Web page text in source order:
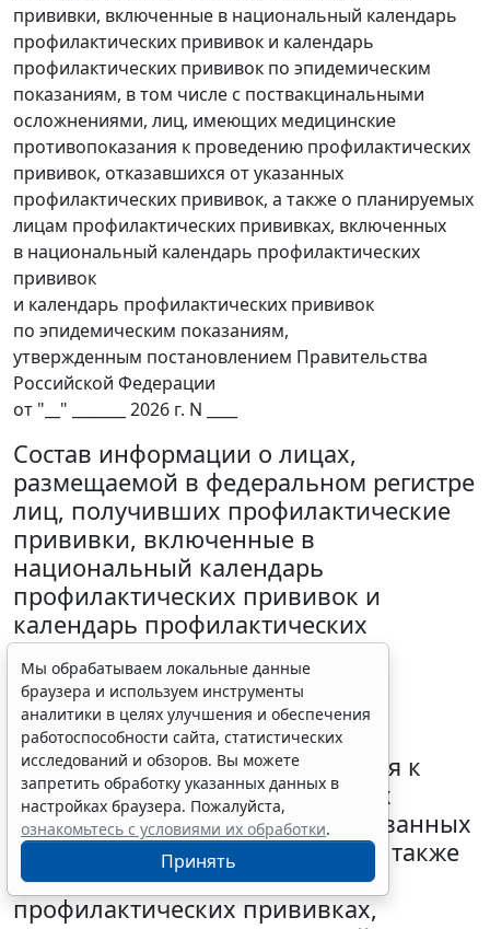
прививки, включенные в национальный календарь
профилактических прививок и календарь
профилактических прививок по эпидемическим
показаниям, в том числе с поствакцинальными
осложнениями, лиц, имеющих медицинские
противопоказания к проведению профилактических
прививок, отказавшихся от указанных
профилактических прививок, а также о планируемых
лицам профилактических прививках, включенных
в национальный календарь профилактических
прививок
и календарь профилактических прививок
по эпидемическим показаниям,
утвержденным постановлением Правительства
Российской Федерации
от "__" _______ 2026 г. N ____
Состав информации о лицах,
размещаемой в федеральном регистре
лиц, получивших профилактические
прививки, включенные в
национальный календарь
профилактических прививок и
календарь профилактических
прививок по эпидемическим
показаниям, в том числе с
поствакцинальными
осложнениями,лиц, имеющих
медицинские противопоказания к
проведению профилактических
прививок, отказавшихся от указанных
профилактических прививок, а также
о планируемых лицам
профилактических прививках,
Мы обрабатываем локальные данные
браузера и используем инструменты
аналитики в целях улучшения и обеспечения
работоспособности сайта, статистических
исследований и обзоров. Вы можете
запретить обработку указанных данных в
настройках браузера. Пожалуйста,
ознакомьтесь с условиями их обработки.
Принять